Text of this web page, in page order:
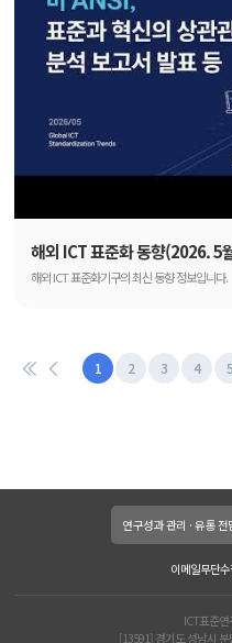
해외 ICT 표준화 동향(2026. 5
해외 ICT 표준화기구의 최신 동향 정보입니다.
1 2 3 4 5
이메일무단
연구성과 관리 · 유통
[보고서원문] 한국과학기술정
[화합물] 한국화학연구원
ICT표준
[13591] 경기도 성남시